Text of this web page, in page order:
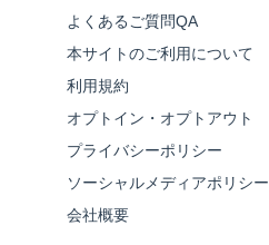
よくあるご質問QA
本サイトのご利用について
利用規約
オプトイン・オプトアウト
プライバシーポリシー
ソーシャルメディアポリシー
会社概要